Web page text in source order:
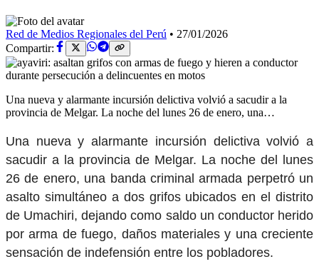
Red de Medios Regionales del Perú • 27/01/2026
Compartir:
Una nueva y alarmante incursión delictiva volvió a sacudir a la
provincia de Melgar. La noche del lunes 26 de enero, una…
Una nueva y alarmante incursión delictiva volvió a
sacudir a la provincia de Melgar. La noche del lunes
26 de enero, una banda criminal armada perpetró un
asalto simultáneo a dos grifos ubicados en el distrito
de Umachiri, dejando como saldo un conductor herido
por arma de fuego, daños materiales y una creciente
sensación de indefensión entre los pobladores.